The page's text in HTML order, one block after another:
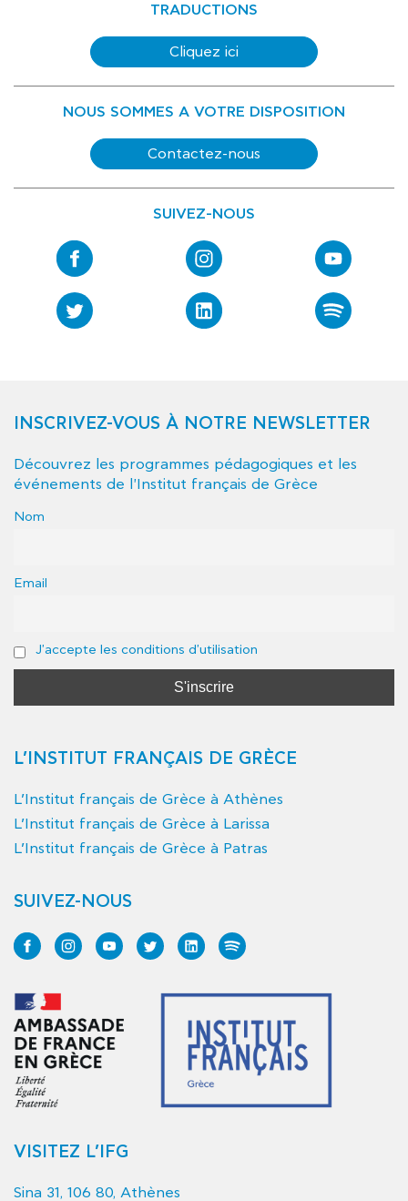
TRADUCTIONS
Cliquez ici
NOUS SOMMES A VOTRE DISPOSITION
Contactez-nous
SUIVEZ-NOUS
INSCRIVEZ-VOUS À NOTRE NEWSLETTER
Découvrez les programmes pédagogiques et les
événements de l'Institut français de Grèce
Nom
Email
J'accepte les conditions d'utilisation
L’INSTITUT FRANÇAIS DE GRÈCE
L’Institut français de Grèce à Athènes
L’Institut français de Grèce à Larissa
L’Institut français de Grèce à Patras
SUIVEZ-NOUS
VISITEZ L’IFG
Sina 31, 106 80, Athènes